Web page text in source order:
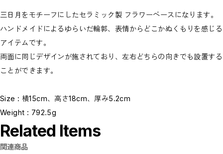
三日月をモチーフにしたセラミック製 フラワーベースになります。
ハンドメイドによるゆらいだ輪郭、表情からどこかぬくもりを感じる
アイテムです。
両面に同じデザインが施されており、左右どちらの向きでも設置する
ことができます。
Size : 横15cm、高さ18cm、厚み5.2cm
Weight : 792.5g
Related Items
関連商品